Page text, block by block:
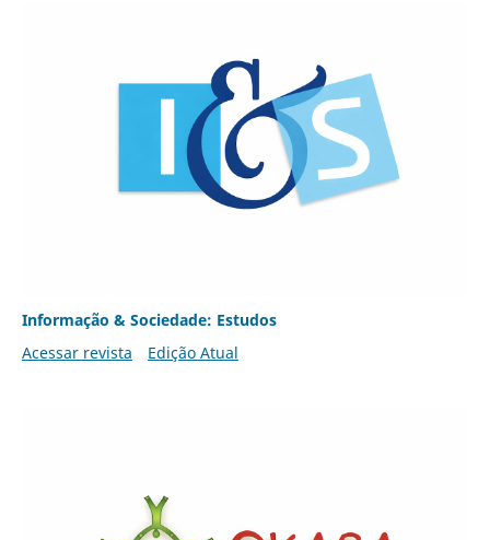
Informação & Sociedade: Estudos
Acessar revista
Edição Atual